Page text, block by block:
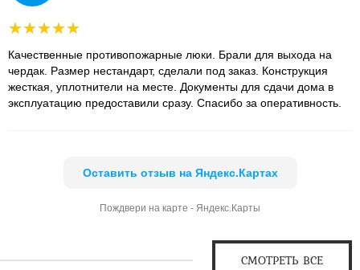
Качественные противопожарные люки. Брали для выхода на
чердак. Размер нестандарт, сделали под заказ. Конструкция
жесткая, уплотнители на месте. Документы для сдачи дома в
эксплуатацию предоставили сразу. Спасибо за оперативность.
Оставить отзыв на Яндекс.Картах
Пождвери на карте - Яндекс.Карты
СМОТРЕТЬ ВСЕ